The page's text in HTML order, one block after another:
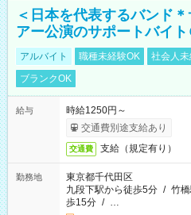
＜日本を代表するバンド
アー公演のサポートバイ
アルバイト 職種未経験OK 社会人
ブランクOK
給与
時給1250円～
交通費別途支給あり
交通費 支給（規定有り）
勤務地
東京都千代田区
九段下駅から徒歩5分 / 竹
歩15分 / …